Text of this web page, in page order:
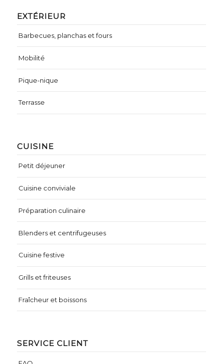
CUISINE
Petit déjeuner
Cuisine conviviale
Préparation culinaire
Blenders et centrifugeuses
Cuisine festive
Grills et friteuses
Fraîcheur et boissons
EXTÉRIEUR
Barbecues, planchas et fours
Mobilité
Pique-nique
Terrasse
SERVICE CLIENT